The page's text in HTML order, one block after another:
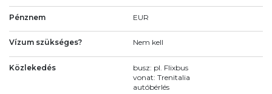
Pénznem EUR
Vízum szükséges? Nem kell
Közlekedés
busz: pl. Flixbus
vonat: Trenitalia
autóbérlés